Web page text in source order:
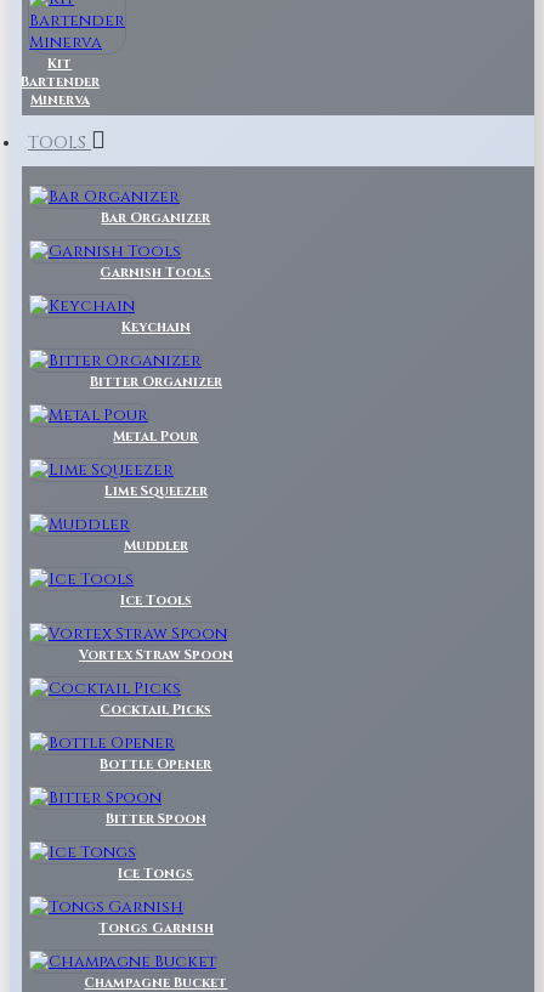
Kit
Bartender
Minerva
TOOLS
Bar Organizer
Garnish Tools
Keychain
Bitter Organizer
Metal Pour
Lime Squeezer
Muddler
Ice Tools
Vortex Straw Spoon
Cocktail Picks
Bottle Opener
Bitter Spoon
Ice Tongs
Tongs Garnish
Champagne Bucket